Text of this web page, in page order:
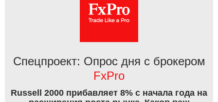
Спецпроект: Опрос дня с брокером
FxPro
Russell 2000 прибавляет 8% с начала года на